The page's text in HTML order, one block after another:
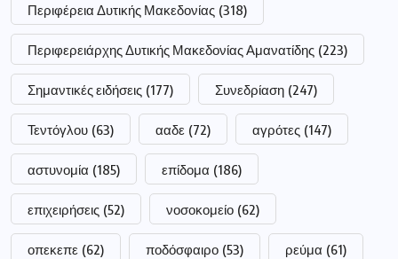
Περιφέρεια Δυτικής Μακεδονίας (318)
Περιφερειάρχης Δυτικής Μακεδονίας Αμανατίδης (223)
Σημαντικές ειδήσεις (177) Συνεδρίαση (247)
Τεντόγλου (63) ααδε (72) αγρότες (147)
αστυνομία (185) επίδομα (186)
επιχειρήσεις (52) νοσοκομείο (62)
οπεκεπε (62) ποδόσφαιρο (53) ρεύμα (61)